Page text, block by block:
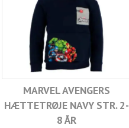
MARVEL AVENGERS
HÆTTETRØJE NAVY STR. 2-
8 ÅR